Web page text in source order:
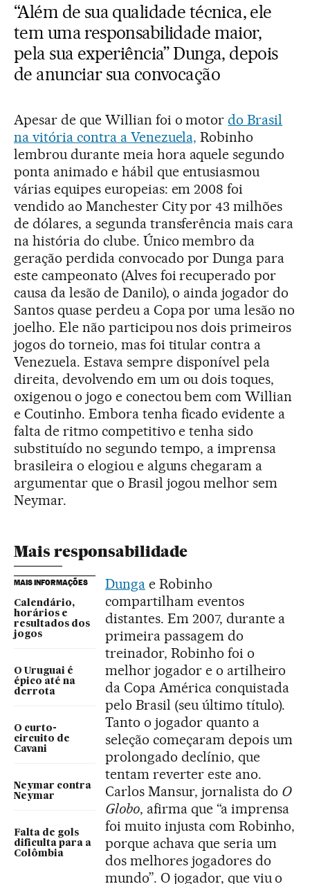
“Além de sua qualidade técnica, ele
tem uma responsabilidade maior,
pela sua experiência” Dunga, depois
de anunciar sua convocação
Apesar de que Willian foi o motordo Brasil
na vitória contra a Venezuela, Robinho
lembrou durante meia hora aquele segundo
ponta animado e hábil que entusiasmou
várias equipes europeias: em 2008 foi
vendido ao Manchester City por 43 milhões
de dólares, a segunda transferência mais cara
na história do clube. Único membro da
geração perdida convocado por Dunga para
este campeonato (Alves foi recuperado por
causa da lesão de Danilo), o ainda jogador do
Santos quase perdeu a Copa por uma lesão no
joelho. Ele não participou nos dois primeiros
jogos do torneio, mas foi titular contra a
Venezuela. Estava sempre disponível pela
direita, devolvendo em um ou dois toques,
oxigenou o jogo e conectou bem com Willian
e Coutinho. Embora tenha ficado evidente a
falta de ritmo competitivo e tenha sido
substituído no segundo tempo, a imprensa
brasileira o elogiou e alguns chegaram a
argumentar que o Brasil jogou melhor sem
Neymar.
Mais responsabilidade
MAIS INFORMAÇÕES
Calendário,
horários e
resultados dos
jogos
O Uruguai é
épico até na
derrota
O curto-
circuito de
Cavani
Neymar contra
Neymar
Falta de gols
dificulta para a
Colômbia
Dungae Robinho
compartilham eventos
distantes. Em 2007, durante a
primeira passagem do
treinador, Robinho foi o
melhor jogador e o artilheiro
da Copa América conquistada
pelo Brasil (seu último título).
Tanto o jogador quanto a
seleção começaram depois um
prolongado declínio, que
tentam reverter este ano.
Carlos Mansur, jornalista do O
Globo, afirma que “a imprensa
foi muito injusta com Robinho,
porque achava que seria um
dos melhores jogadores do
mundo”. O jogador, que viu o